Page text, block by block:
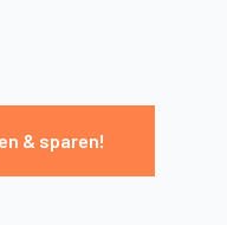
& sparen!